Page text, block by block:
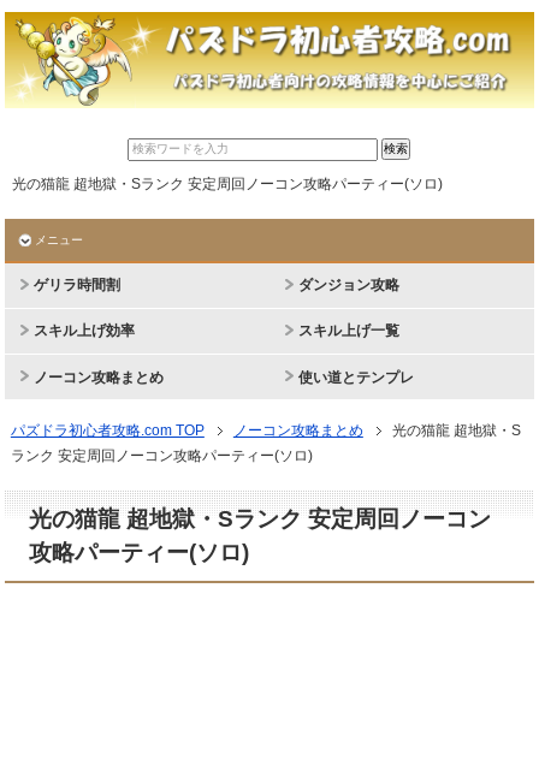
光の猫龍 超地獄・Sランク 安定周回ノーコン攻略パーティー(ソロ)
メニュー
ゲリラ時間割 ダンジョン攻略
スキル上げ効率 スキル上げ一覧
ノーコン攻略まとめ 使い道とテンプレ
パズドラ初心者攻略.com TOP ノーコン攻略まとめ
光の猫龍 超地獄・S
ランク 安定周回ノーコン攻略パーティー(ソロ)
光の猫龍 超地獄・Sランク 安定周回ノーコン
攻略パーティー(ソロ)